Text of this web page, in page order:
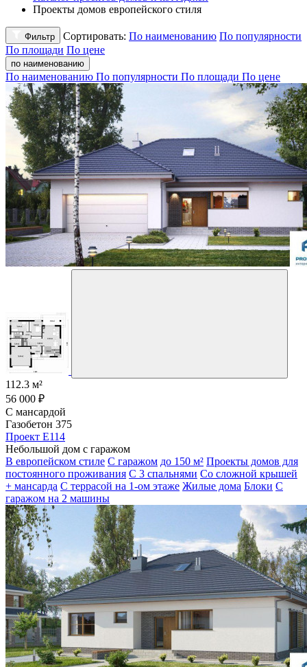
Проекты домов европейского стиля
Фильтр Сортировать: По наименованию По популярности
По площади По цене
по наименованию
По наименованию По популярности По площади По цене
112.3 м²
56 000 ₽
С мансардой
Газобетон 375
Проект E114
Небольшой дом с гаражом
В европейском стиле С гаражом до 150 м² Проекты домов для
постоянного проживания С 3 спальнями Со сложной крышей
+ мансарда С террасой на 1-ом этаже Жилые дома Блоки С
гаражом на 2 машины